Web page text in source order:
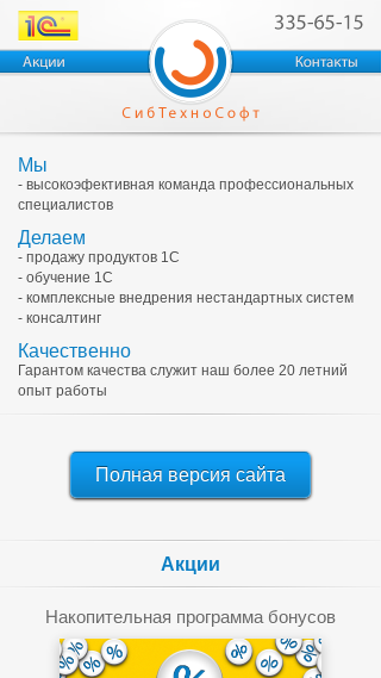
Мы
- высокоэфективная команда профессиональных
специалистов
Делаем
- продажу продуктов 1С
- обучение 1С
- комплексные внедрения нестандартных систем
- консалтинг
Качественно
Гарантом качества служит наш более 20 летний
опыт работы
Полная версия сайта
Акции
Накопительная программа бонусов